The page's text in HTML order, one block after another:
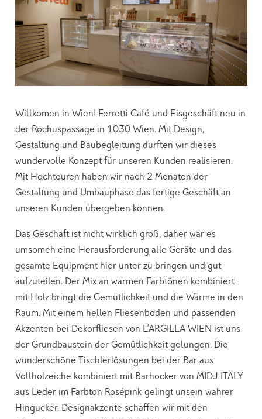
Willkomen in Wien! Ferretti Café und Eisgeschäft neu in
der Rochuspassage in 1030 Wien. Mit Design,
Gestaltung und Baubegleitung durften wir dieses
wundervolle Konzept für unseren Kunden realisieren.
Mit Hochtouren haben wir nach 2 Monaten der
Gestaltung und Umbauphase das fertige Geschäft an
unseren Kunden übergeben können.
Das Geschäft ist nicht wirklich groß, daher war es
umsomeh eine Herausforderung alle Geräte und das
gesamte Equipment hier unter zu bringen und gut
aufzuteilen. Der Mix an warmen Farbtönen kombiniert
mit Holz bringt die Gemütlichkeit und die Wärme in den
Raum. Mit einem hellen Fliesenboden und passenden
Akzenten bei Dekorfliesen von L’ARGILLA WIEN ist uns
der Grundbaustein der Gemütlichkeit gelungen. Die
wunderschöne Tischlerlösungen bei der Bar aus
Vollholzeiche kombiniert mit Barhocker von MIDJ ITALY
aus Leder im Farbton Rosépink gelingt unsein wahrer
Hingucker. Designakzente schaffen wir mit den